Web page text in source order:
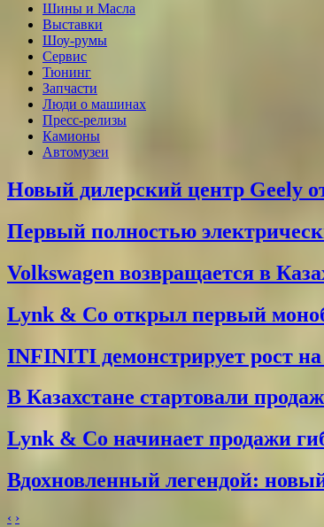
Шины и Масла
Выставки
Шоу-румы
Сервис
Тюнинг
Запчасти
Люди о машинах
Пресс-релизы
Камионы
Автомузеи
Новый дилерский центр Geely
Первый полностью
Volkswagen возвращается в
Lynk & Co открыл первый
INFINITI демонстрирует рост
В Казахстане стартовали
Lynk & Co начинает продажи
Вдохновленный легендой:
‹ ›